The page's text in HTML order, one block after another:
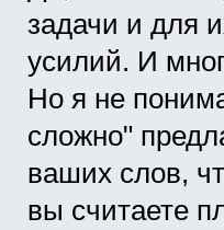
задачи и для
усилий. И
Но я не
сложно"
ваших слов,
вы считаете